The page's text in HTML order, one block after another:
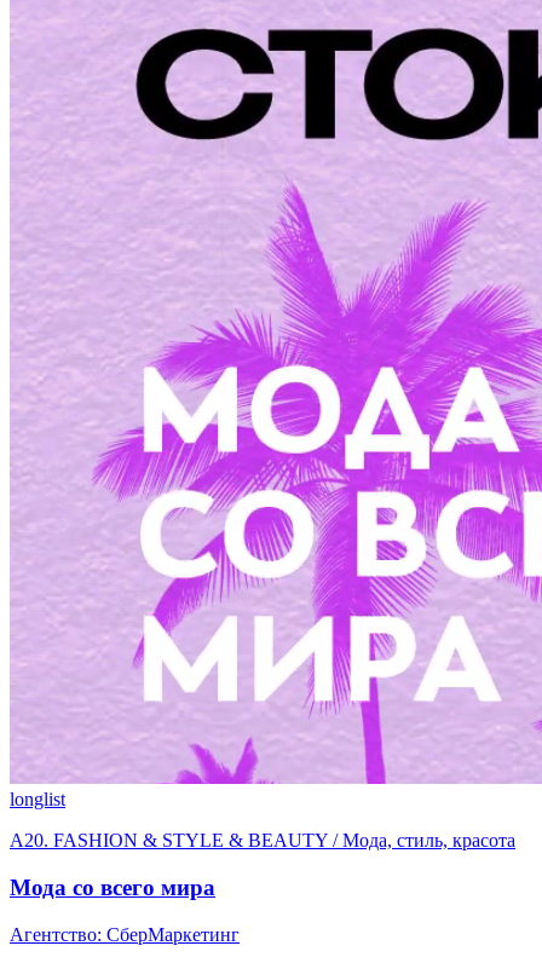
longlist
A20. FASHION & STYLE & BEAUTY / Мода, стиль, красота
Мода со всего мира
Агентство: СберМаркетинг